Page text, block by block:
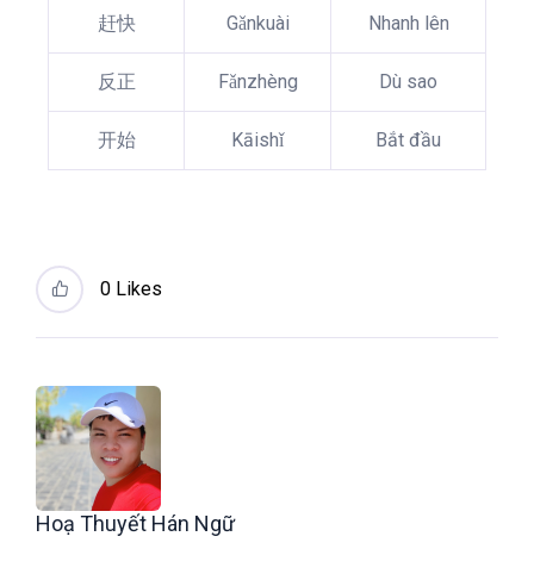
赶快 Gǎnkuài Nhanh lên
反正 Fǎnzhèng Dù sao
开始 Kāishǐ Bắt đầu
0 Likes
Hoạ Thuyết Hán Ngữ